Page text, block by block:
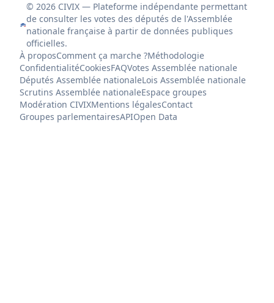
© 2026 CIVIX — Plateforme indépendante permettant
de consulter les votes des députés de l'Assemblée
nationale française à partir de données publiques
officielles.
À proposComment ça marche ?Méthodologie
ConfidentialitéCookiesFAQVotes Assemblée nationale
Députés Assemblée nationaleLois Assemblée nationale
Scrutins Assemblée nationaleEspace groupes
Modération CIVIXMentions légalesContact
Groupes parlementairesAPIOpen Data